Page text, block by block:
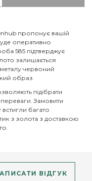
пропонує вашій
оперативно
585 підтверджує
залишається
червоний
образ.
підібрати
Замовити
багато
з золота з доставкою
ВІДГУК